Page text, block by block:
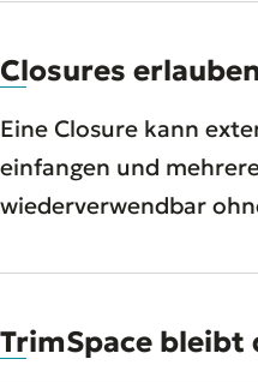
Closures
Eine Closure kann
einfangen und
wiederverwendbar
TrimSpace bleibt